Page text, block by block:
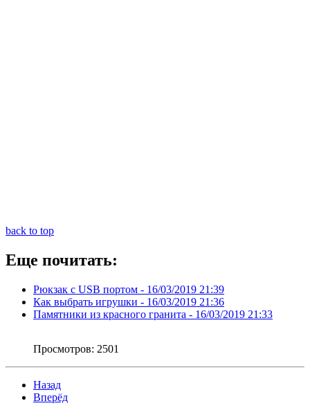
back to top
Еще почитать:
Рюкзак с USB портом - 16/03/2019 21:39
Как выбрать игрушки - 16/03/2019 21:36
Памятники из красного гранита - 16/03/2019 21:33
Просмотров: 2501
Назад
Вперёд